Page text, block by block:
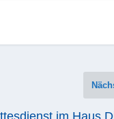
im Haus